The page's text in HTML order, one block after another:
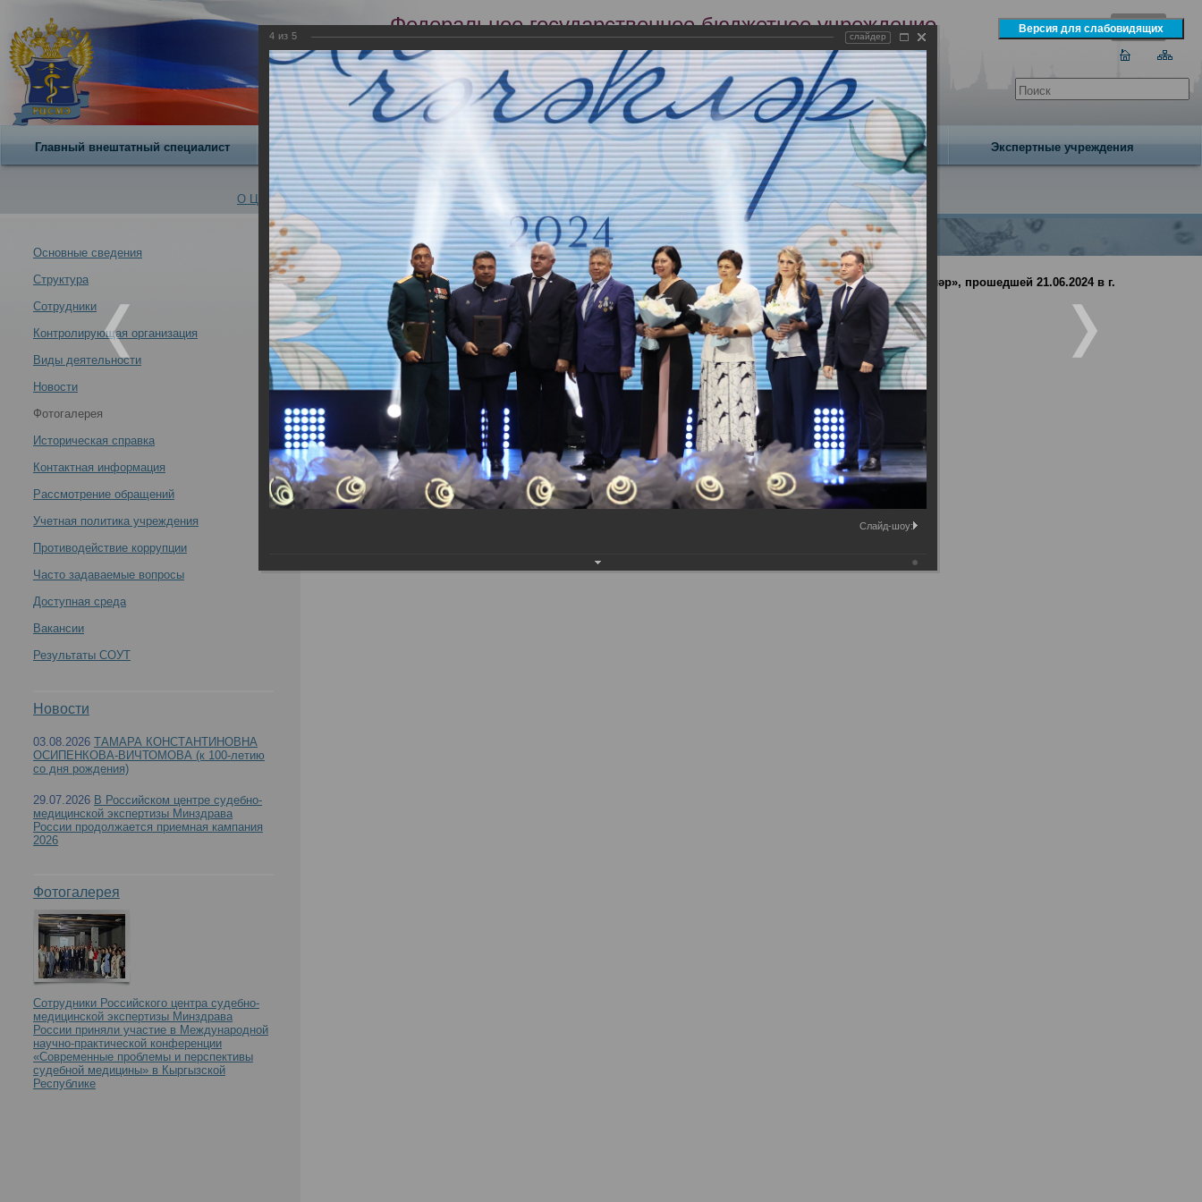
Федеральное государственное бюджетное учреждение
Российский центр судебно-медицинской экспертизы
Минздрава России
Сегодня 6 августа 2026 года
Главный внештатный специалист О центре Научная деятельность Экспертиза Образование Издательство Экспертные учреждения
О Центре -
Новости -
Об участии директора РЦСМЭ в церемонии
ежегодного Республиканского конкурса «Врач года –
Ак чәчәкләр», прошедшей 21.06.2024 в г. Казани -
Об участии директора РЦСМЭ в церемонии ежегодного Республиканского конкурса «Врач года – Ак чәчәкләр», прошедшей 21.06.2024 в г.
Казани
Основные сведения
Структура
Сотрудники
Контролирующая организация
Виды деятельности
Новости
Фотогалерея
Историческая справка
Контактная информация
Рассмотрение обращений
Учетная политика учреждения
Противодействие коррупции
Часто задаваемые вопросы
Доступная среда
Вакансии
Результаты СОУТ
Новости
03.08.2026 ТАМАРА КОНСТАНТИНОВНА
ОСИПЕНКОВА-ВИЧТОМОВА (к 100-летию
со дня рождения)
29.07.2026 В Российском центре судебно-
медицинской экспертизы Минздрава
России продолжается приемная кампания
2026
Фотогалерея
Сотрудники Российского центра судебно-
медицинской экспертизы Минздрава
России приняли участие в Международной
научно-практической конференции
«Современные проблемы и перспективы
судебной медицины» в Кыргызской
Республике
Альбомы
Об участии директора РЦСМЭ в церемонии ежегодного Республиканского конкурса «Врач года – Ак чәчәкләр», прошедшей 21.06.2024 в г.
Казани
25.06.2024
4 из 5 слайдер
Слайд-шоу: